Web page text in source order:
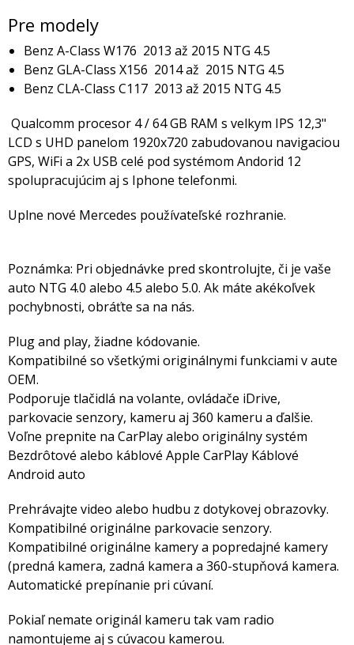
Pre modely
Benz A-Class W176 2013 až 2015 NTG 4.5
Benz GLA-Class X156 2014 až 2015 NTG 4.5
Benz CLA-Class C117 2013 až 2015 NTG 4.5
Qualcomm procesor 4 / 64 GB RAM s velkym IPS 12,3"
LCD s UHD panelom 1920x720 zabudovanou navigaciou
GPS, WiFi a 2x USB celé pod systémom Andorid 12
spolupracujúcim aj s Iphone telefonmi.
Uplne nové Mercedes používateľské rozhranie.
Poznámka: Pri objednávke pred skontrolujte, či je vaše
auto NTG 4.0 alebo 4.5 alebo 5.0. Ak máte akékoľvek
pochybnosti, obráťte sa na nás.
Plug and play, žiadne kódovanie.
Kompatibilné so všetkými originálnymi funkciami v aute
OEM.
Podporuje tlačidlá na volante, ovládače iDrive,
parkovacie senzory, kameru aj 360 kameru a ďalšie.
Voľne prepnite na CarPlay alebo originálny systém
Bezdrôtové alebo káblové Apple CarPlay Káblové
Android auto
Prehrávajte video alebo hudbu z dotykovej obrazovky.
Kompatibilné originálne parkovacie senzory.
Kompatibilné originálne kamery a popredajné kamery
(predná kamera, zadná kamera a 360-stupňová kamera.
Automatické prepínanie pri cúvaní.
Pokiaľ nemate originál kameru tak vam radio
namontujeme aj s cúvacou kamerou.